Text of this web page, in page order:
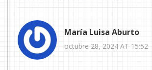
María Luisa Aburto
octubre 28, 2024 AT 15:52